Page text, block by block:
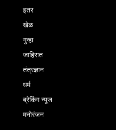
इतर
खेळ
गुन्हा
जाहिरात
तंत्रज्ञान
धर्म
ब्रेकिंग न्यूज
मनोरंजन